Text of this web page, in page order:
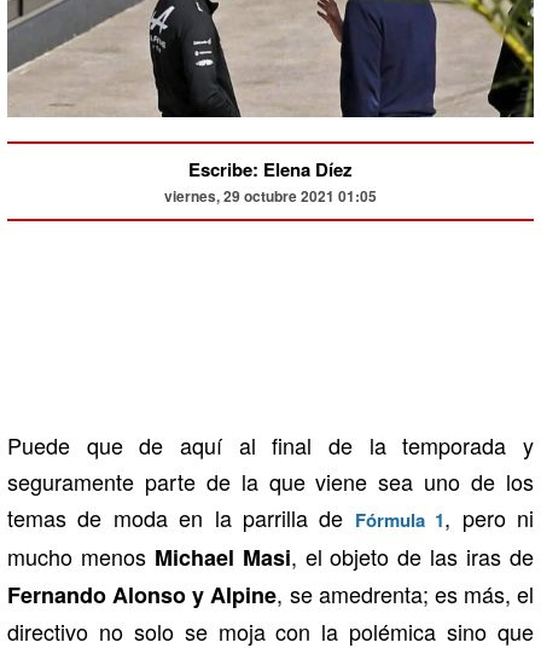
Escribe: Elena Díez
viernes, 29 octubre 2021 01:05
Puede que de aquí al final de la temporada y
seguramente parte de la que viene sea uno de los
temas de moda en la parrilla de Fórmula 1, pero ni
mucho menos Michael Masi, el objeto de las iras de
Fernando Alonso y Alpine, se amedrenta; es más, el
directivo no solo se moja con la polémica sino que